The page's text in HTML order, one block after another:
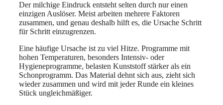
Der milchige Eindruck entsteht selten durch nur einen
einzigen Auslöser. Meist arbeiten mehrere Faktoren
zusammen, und genau deshalb hilft es, die Ursache Schritt
für Schritt einzugrenzen.
Eine häufige Ursache ist zu viel Hitze. Programme mit
hohen Temperaturen, besonders Intensiv- oder
Hygieneprogramme, belasten Kunststoff stärker als ein
Schonprogramm. Das Material dehnt sich aus, zieht sich
wieder zusammen und wird mit jeder Runde ein kleines
Stück ungleichmäßiger.